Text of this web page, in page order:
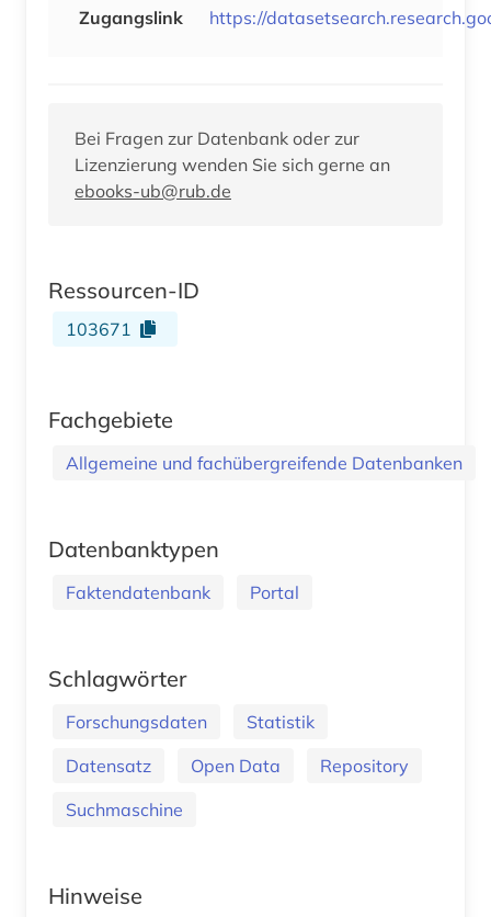
Zugangslink
https://
Bei Fragen zur Datenbank oder zur
Lizenzierung wenden Sie sich gerne an
ebooks-ub@rub.de
Ressourcen-ID
103671
Fachgebiete
Allgemeine und fachübergreifende Datenbanken
Datenbanktypen
Faktendatenbank Portal
Schlagwörter
Forschungsdaten
Statistik
Datensatz
Open Data
Repository
Suchmaschine
Hinweise